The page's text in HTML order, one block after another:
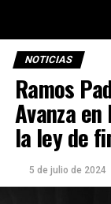
NOTICIAS
Ramos
Avanza
la ley de
5 de julio de 2024